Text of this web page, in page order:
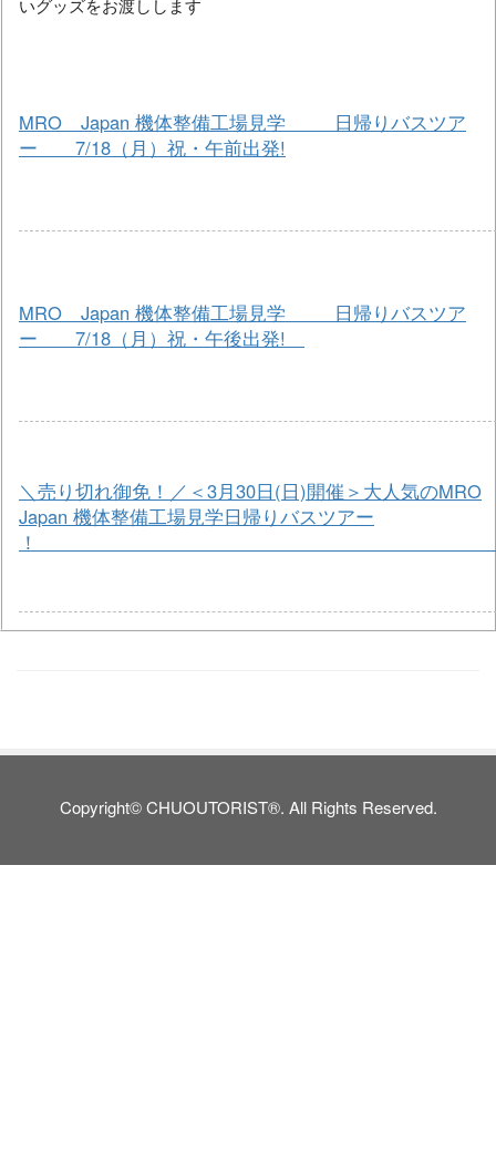
いグッズをお渡しします
MRO Japan 機体整備工場見学 日帰りバスツア
ー 7/18（月）祝・午前出発!
MRO Japan 機体整備工場見学 日帰りバスツア
ー 7/18（月）祝・午後出発!
＼売り切れ御免！／＜3月30日(日)開催＞大人気のMRO
Japan 機体整備工場見学日帰りバスツアー
Copyright© CHUOUTORIST®. All Rights Reserved.